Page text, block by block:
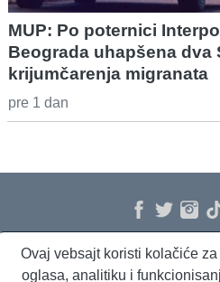
MUP: Po poternici
Beograda uhapšena dva
krijumčarenja migranata
pre 1 dan
O nama Proizvodi i usluge
Ovaj vebsajt koristi kolačiće
oglasa, analitiku i